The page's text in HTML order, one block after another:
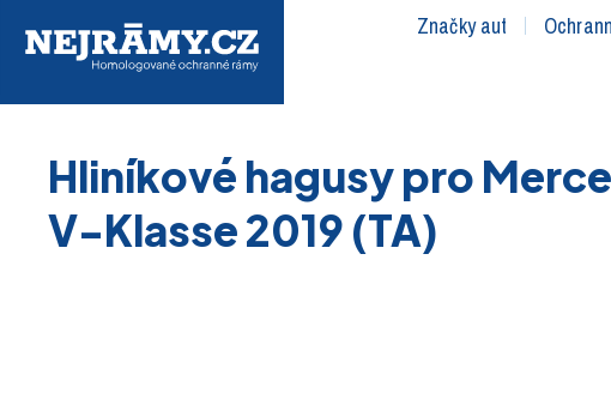
Značky aut
Hliníkové hagusy pro
V-Klasse 2019 (TA)